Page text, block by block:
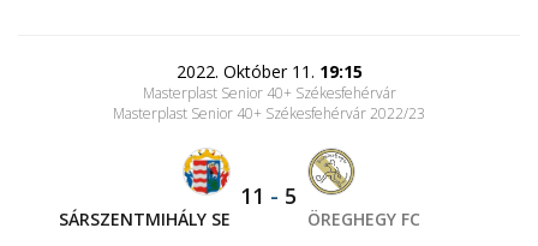
2022. Október 11. 19:15
Masterplast Senior 40+ Székesfehérvár
Masterplast Senior 40+ Székesfehérvár 2022/23
SÁRSZENTMIHÁLY SE
11 - 5
ÖREGHEGY FC